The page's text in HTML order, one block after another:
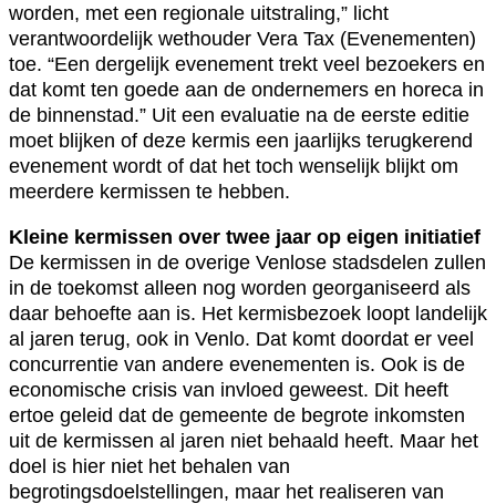
worden, met een regionale uitstraling,” licht
verantwoordelijk wethouder Vera Tax (Evenementen)
toe. “Een dergelijk evenement trekt veel bezoekers en
dat komt ten goede aan de ondernemers en horeca in
de binnenstad.” Uit een evaluatie na de eerste editie
moet blijken of deze kermis een jaarlijks terugkerend
evenement wordt of dat het toch wenselijk blijkt om
meerdere kermissen te hebben.
Kleine kermissen over twee jaar op eigen initiatief
De kermissen in de overige Venlose stadsdelen zullen
in de toekomst alleen nog worden georganiseerd als
daar behoefte aan is. Het kermisbezoek loopt landelijk
al jaren terug, ook in Venlo. Dat komt doordat er veel
concurrentie van andere evenementen is. Ook is de
economische crisis van invloed geweest. Dit heeft
ertoe geleid dat de gemeente de begrote inkomsten
uit de kermissen al jaren niet behaald heeft. Maar het
doel is hier niet het behalen van
begrotingsdoelstellingen, maar het realiseren van